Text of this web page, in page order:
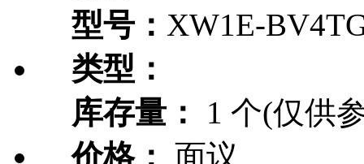
型号： XW1E-
类型：
库存量：
1 个(仅供
价格： 面议